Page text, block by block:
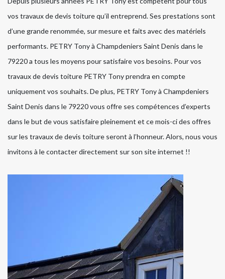
vos travaux de devis toiture qu’il entreprend. Ses prestations sont
d’une grande renommée, sur mesure et faits avec des matériels
performants. PETRY Tony à Champdeniers Saint Denis dans le
79220 a tous les moyens pour satisfaire vos besoins. Pour vos
travaux de devis toiture PETRY Tony prendra en compte
uniquement vos souhaits. De plus, PETRY Tony à Champdeniers
Saint Denis dans le 79220 vous offre ses compétences d’experts
dans le but de vous satisfaire pleinement et ce mois-ci des offres
sur les travaux de devis toiture seront à l’honneur. Alors, nous vous
invitons à le contacter directement sur son site internet !!